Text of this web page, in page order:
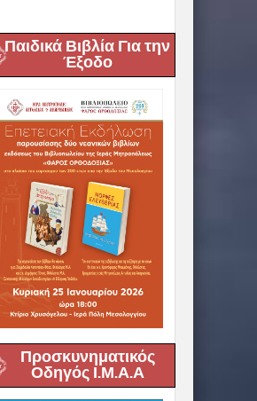
Παιδικά Βιβλία Για την
Έξοδο
Προσκυνηματικός
Οδηγός Ι.Μ.Α.Α